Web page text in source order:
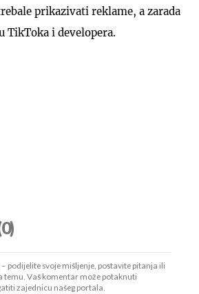
prikazivati reklame, a zarada
TikToka i developera.
podijelite svoje mišljenje, postavite pitanja ili
temu. Vaš komentar može potaknuti
zajednicu našeg portala.